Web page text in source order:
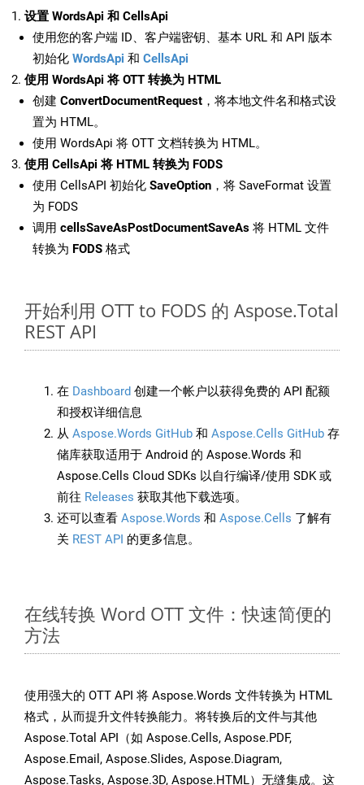
设置 WordsApi 和 CellsApi
使用您的客户端 ID、客户端密钥、基本 URL 和 API 版本
初始化 WordsApi 和 CellsApi
使用 WordsApi 将 OTT 转换为 HTML
创建 ConvertDocumentRequest ，将本地文件名和格式设
置为 HTML。
使用 WordsApi 将 OTT 文档转换为 HTML。
使用 CellsApi 将 HTML 转换为 FODS
使用 CellsAPI 初始化 SaveOption ，将 SaveFormat 设置
为 FODS
调用 cellsSaveAsPostDocumentSaveAs 将 HTML 文件
转换为 FODS 格式
开始利用 OTT to FODS 的 Aspose.Total
REST API
在 Dashboard 创建一个帐户以获得免费的 API 配额
和授权详细信息
从 Aspose.Words GitHub 和 Aspose.Cells GitHub 存
储库获取适用于 Android 的 Aspose.Words 和
Aspose.Cells Cloud SDKs 以自行编译/使用 SDK 或
前往 Releases 获取其他下载选项。
还可以查看 Aspose.Words 和 Aspose.Cells 了解有
关 REST API 的更多信息。
在线转换 Word OTT 文件：快速简便的
方法
使用强大的 OTT API 将 Aspose.Words 文件转换为 HTML
格式，从而提升文件转换能力。将转换后的文件与其他
Aspose.Total API（如 Aspose.Cells, Aspose.PDF,
Aspose.Email, Aspose.Slides, Aspose.Diagram,
Aspose.Tasks, Aspose.3D, Aspose.HTML）无缝集成。这